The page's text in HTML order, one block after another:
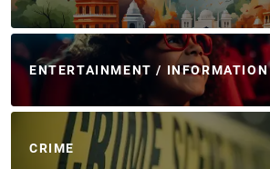
ENTERTAINMENT / INFORMATION
CRIME